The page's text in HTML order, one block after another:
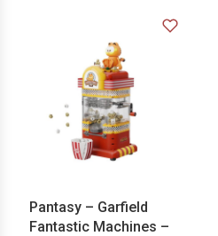
Pantasy – Garfield
Fantastic Machines –